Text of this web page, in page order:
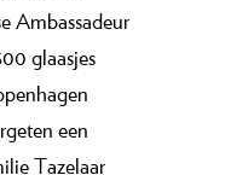
Ambassadeur
glaasjes
een
Tazelaar